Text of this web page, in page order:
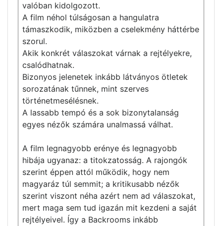
valóban kidolgozott.
A film néhol túlságosan a hangulatra
támaszkodik, miközben a cselekmény háttérbe
szorul.
Akik konkrét válaszokat várnak a rejtélyekre,
csalódhatnak.
Bizonyos jelenetek inkább látványos ötletek
sorozatának tűnnek, mint szerves
történetmesélésnek.
A lassabb tempó és a sok bizonytalanság
egyes nézők számára unalmassá válhat.
A film legnagyobb erénye és legnagyobb
hibája ugyanaz: a titokzatosság. A rajongók
szerint éppen attól működik, hogy nem
magyaráz túl semmit; a kritikusabb nézők
szerint viszont néha azért nem ad válaszokat,
mert maga sem tud igazán mit kezdeni a saját
rejtélyeivel. Így a Backrooms inkább